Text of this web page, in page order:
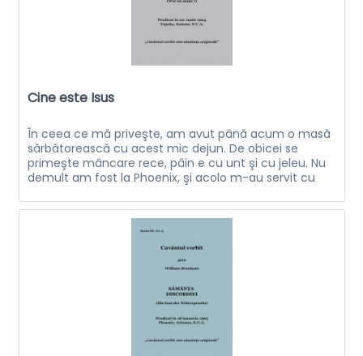
Cine este Isus
În ceea ce mă priveşte, am avut până acum o masă
sărbătorească cu acest mic dejun. De obicei se
primeşte mâncare rece, pâin e cu unt şi cu jeleu. Nu
demult am fost la Phoenix, şi acolo m-au servit cu